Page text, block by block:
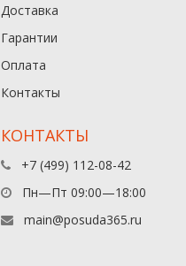
Доставка
Гарантии
Оплата
Контакты
КОНТАКТЫ
+7 (499) 112-08-42
Пн—Пт 09:00—18:00
main@posuda365.ru